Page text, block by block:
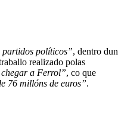
partidos políticos”, dentro dun
realizado polas
a Ferrol”, co que
76 millóns de euros”.